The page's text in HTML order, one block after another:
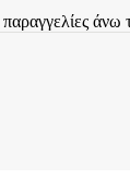
άνω